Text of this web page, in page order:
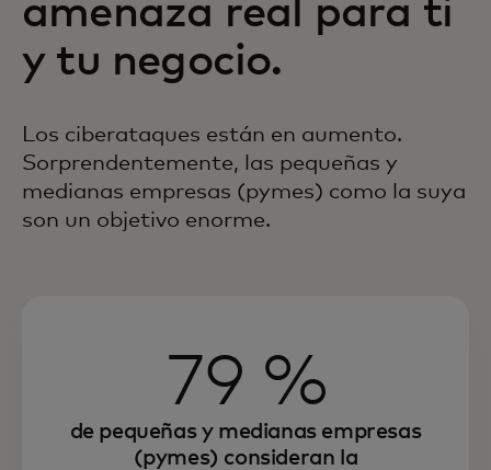
amenaza real para ti
y tu negocio.
Los ciberataques están en aumento.
Sorprendentemente, las pequeñas y
medianas empresas (pymes) como la suya
son un objetivo enorme.
79 %
de pequeñas y medianas empresas
(pymes) consideran la